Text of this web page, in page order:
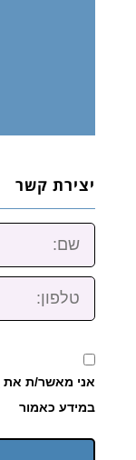
יצירת קשר
שם:
טלפון:
אני מאשר/ת את
במידע כאמור